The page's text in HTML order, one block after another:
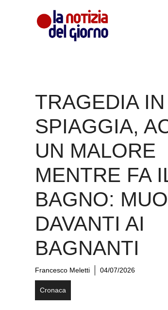
TRAGEDIA IN
SPIAGGIA,
UN MALORE
MENTRE FA
BAGNO:
DAVANTI AI
BAGNANTI
Francesco Meletti 04/07/2026
Cronaca